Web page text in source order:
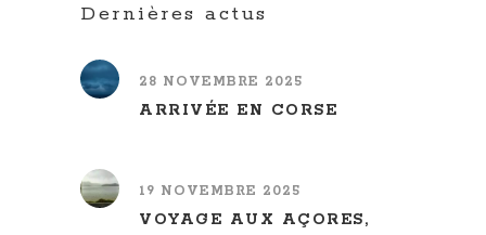
Dernières actus
28 NOVEMBRE 2025
ARRIVÉE EN CORSE
19 NOVEMBRE 2025
VOYAGE AUX AÇORES,